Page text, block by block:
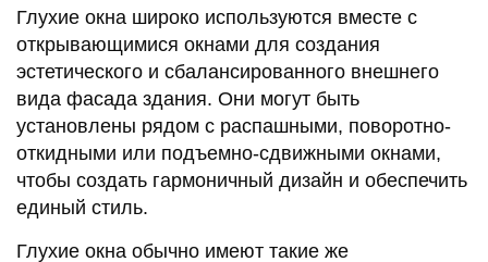
Глухие окна широко используются вместе с
открывающимися окнами для создания
эстетического и сбалансированного внешнего
вида фасада здания. Они могут быть
установлены рядом с распашными, поворотно-
откидными или подъемно-сдвижными окнами,
чтобы создать гармоничный дизайн и обеспечить
единый стиль.
Глухие окна обычно имеют такие же